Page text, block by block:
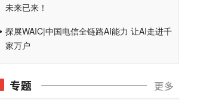
未来已来！
探展WAIC|中国电信全链路AI能力 让AI走进千
家万户